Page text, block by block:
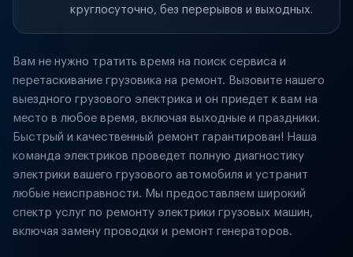
круглосуточно, без перерывов и выходных.
Вам не нужно тратить время на поиск сервиса и
перетаскивание грузовика на ремонт. Вызовите нашего
выездного грузового электрика и он приедет к вам на
место в любое время, включая выходные и праздники.
Быстрый и качественный ремонт гарантирован! Наша
команда электриков проведет полную диагностику
электрики вашего грузового автомобиля и устранит
любые неисправности. Мы предоставляем широкий
спектр услуг по ремонту электрики грузовых машин,
включая замену проводки и ремонт генераторов.